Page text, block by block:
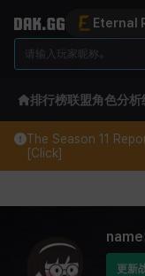
Eternal
排行榜联盟角色分析
The Season 11
[Click]
name
更新